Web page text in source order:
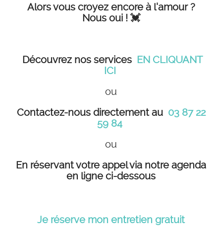
Alors vous croyez encore à l'amour ?
Nous oui ! 💓
Découvrez nos services EN CLIQUANT
ICI
ou
Contactez-nous directement au 03 87 22
59 84
ou
En réservant votre appel via notre agenda
en ligne ci-dessous
Je réserve mon entretien gratuit